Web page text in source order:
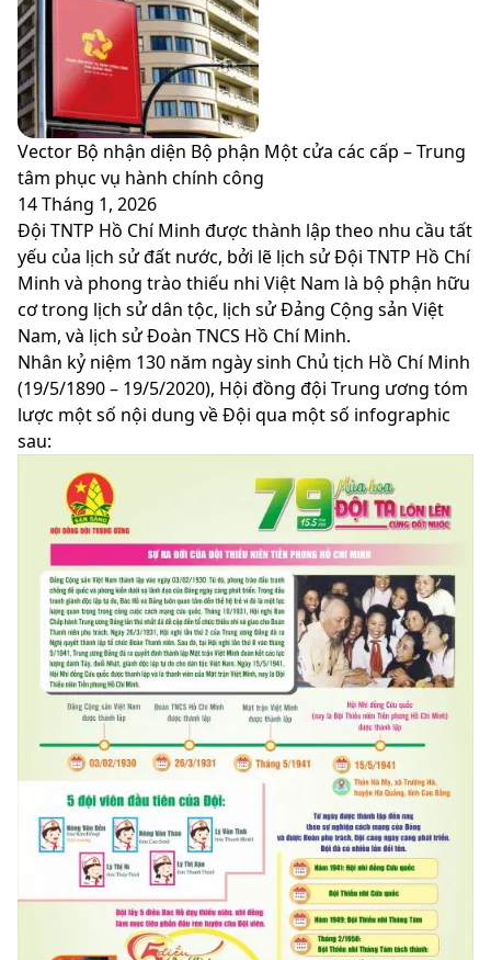
Vector Bộ nhận diện Bộ phận Một cửa các cấp – Trung
tâm phục vụ hành chính công
14 Tháng 1, 2026
Đội TNTP Hồ Chí Minh được thành lập theo nhu cầu tất
yếu của lịch sử đất nước, bởi lẽ lịch sử Đội TNTP Hồ Chí
Minh và phong trào thiếu nhi Việt Nam là bộ phận hữu
cơ trong lịch sử dân tộc, lịch sử Đảng Cộng sản Việt
Nam, và lịch sử Đoàn TNCS Hồ Chí Minh.
Nhân kỷ niệm 130 năm ngày sinh Chủ tịch Hồ Chí Minh
(19/5/1890 – 19/5/2020), Hội đồng đội Trung ương tóm
lược một số nội dung về Đội qua một số infographic
sau: